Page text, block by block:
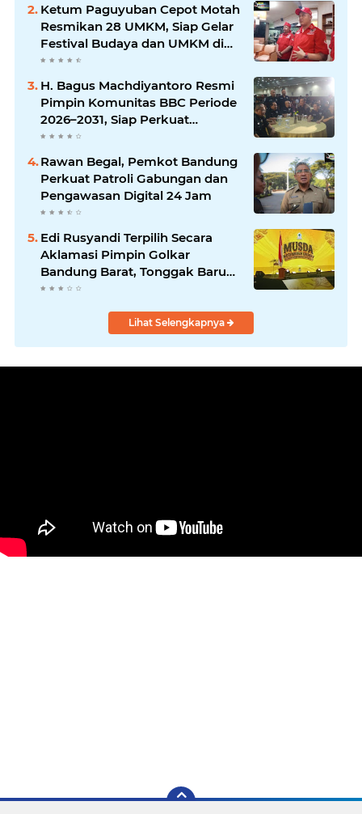
Ketum Paguyuban Cepot Motah
Resmikan 28 UMKM, Siap Gelar
Festival Budaya dan UMKM di
Jalan Braga
H. Bagus Machdiyantoro Resmi
Pimpin Komunitas BBC Periode
2026–2031, Siap Perkuat
Solidaritas dan Hadirkan
Masyarakat
Rawan Begal, Pemkot Bandung
Perkuat Patroli Gabungan dan
Pengawasan Digital 24 Jam
Edi Rusyandi Terpilih Secara
Aklamasi Pimpin Golkar
Bandung Barat, Tonggak Baru
Kepemimpinan Harmonis
Lihat Selengkapnya